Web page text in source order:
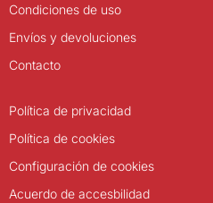
Condiciones de uso
Envíos y devoluciones
Contacto
Política de privacidad
Política de cookies
Configuración de cookies
Acuerdo de accesbilidad